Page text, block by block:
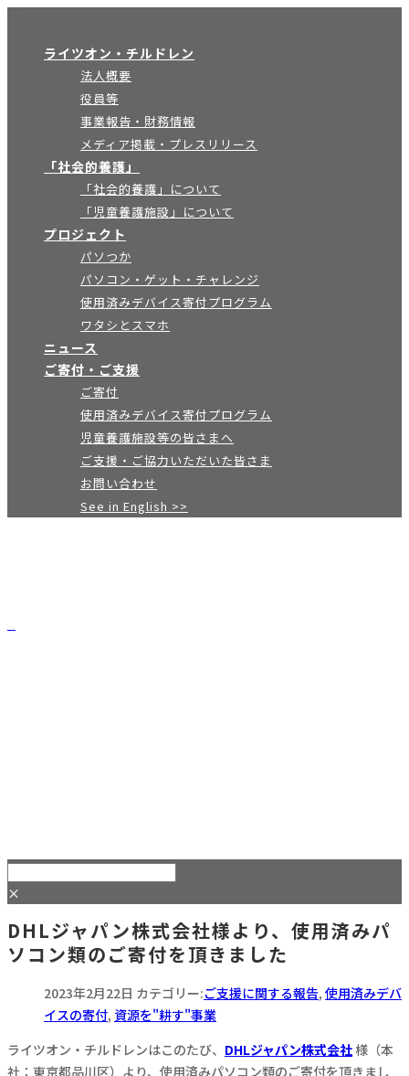
ライツオン・チルドレン
法人概要
役員等
事業報告・財務情報
メディア掲載・プレスリリース
「社会的養護」
「社会的養護」について
「児童養護施設」について
プロジェクト
パソつか
パソコン・ゲット・チャレンジ
使用済みデバイス寄付プログラム
ワタシとスマホ
ニュース
ご寄付・ご支援
ご寄付
使用済みデバイス寄付プログラム
児童養護施設等の皆さまへ
ご支援・ご協力いただいた皆さま
お問い合わせ
See in English >>
×
DHLジャパン株式会社様より、使用済みパ
ソコン類のご寄付を頂きました
2023年2月22日 カテゴリー:ご支援に関する報告, 使用済みデバ
イスの寄付, 資源を"耕す"事業
ライツオン・チルドレンはこのたび、 DHLジャパン株式会社様（本
社：東京都品川区）より、使用済みパソコン類のご寄付を頂きまし